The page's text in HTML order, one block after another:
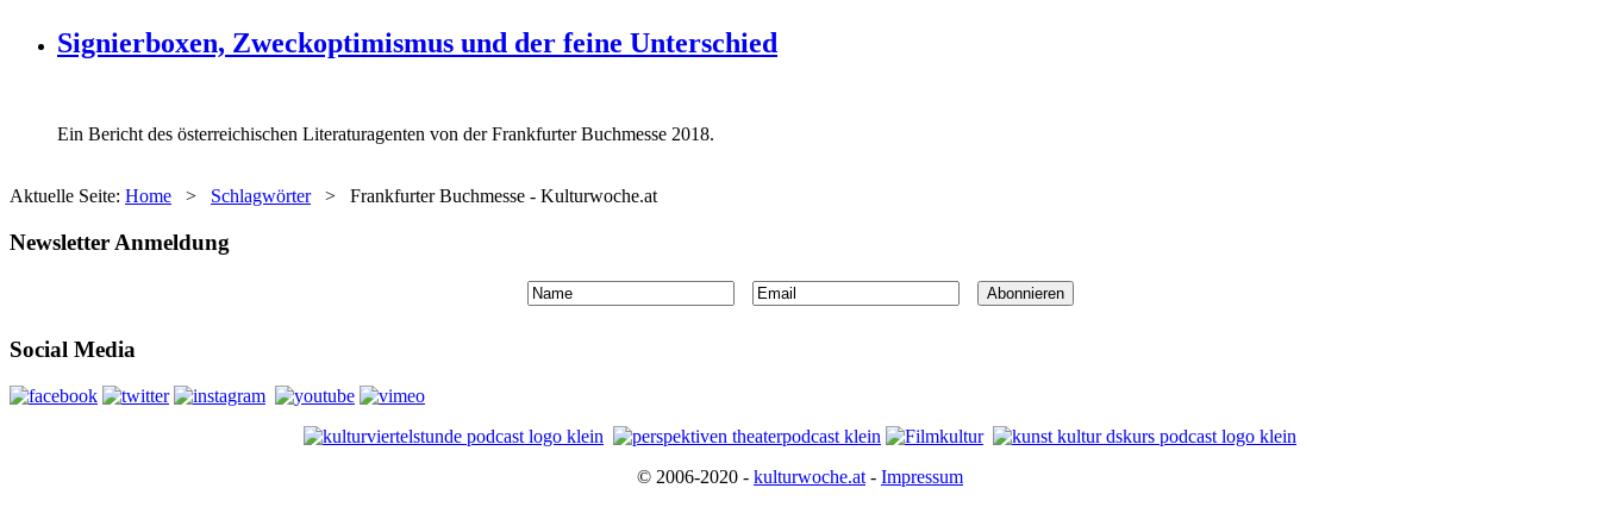
Signierboxen, Zweckoptimismus und der feine Unterschied
Ein Bericht des österreichischen Literaturagenten von der Frankfurter Buchmesse 2018.
Aktuelle Seite: Home > Schlagwörter > Frankfurter Buchmesse - Kulturwoche.at
Newsletter Anmeldung
Social Media
© 2006-2020 - kulturwoche.at - Impressum